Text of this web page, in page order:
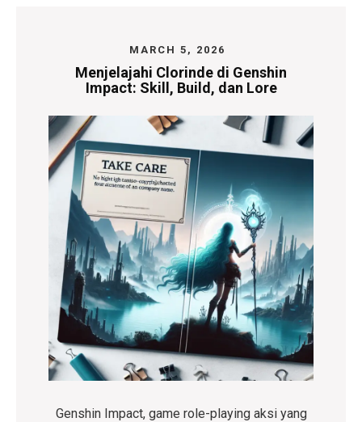
MARCH 5, 2026
Menjelajahi Clorinde di Genshin
Impact: Skill, Build, dan Lore
Genshin Impact, game role-playing aksi yang